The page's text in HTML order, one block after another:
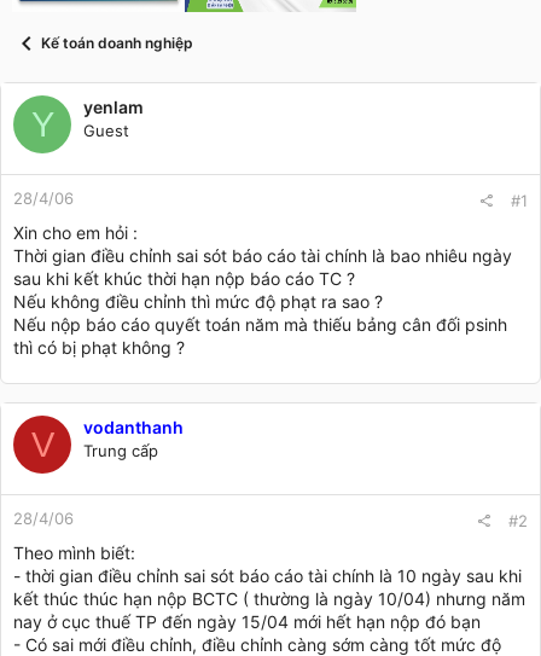
a
r
Kế toán doanh nghiệp
Y yenlam
Guest
28/4/06 #1
Xin cho em hỏi :
Thời gian điều chỉnh sai sót báo cáo tài chính là bao nhiêu ngày
sau khi kết khúc thời hạn nộp báo cáo TC ?
Nếu không điều chỉnh thì mức độ phạt ra sao ?
Nếu nộp báo cáo quyết toán năm mà thiếu bảng cân đối psinh
thì có bị phạt không ?
V vodanthanh
Trung cấp
28/4/06 #2
Theo mình biết:
- thời gian điều chỉnh sai sót báo cáo tài chính là 10 ngày sau khi
kết thúc thúc hạn nộp BCTC ( thường là ngày 10/04) nhưng năm
nay ở cục thuế TP đến ngày 15/04 mới hết hạn nộp đó bạn
- Có sai mới điều chỉnh, điều chỉnh càng sớm càng tốt mức độ